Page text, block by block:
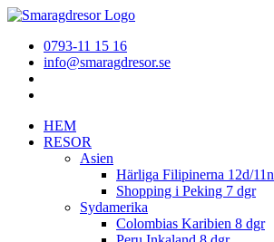
0793-11 15 16
info@smaragdresor.se
HEM
RESOR
Asien
Härliga Filipinerna 12d/11n
Shopping i Peking 7 dgr
Sydamerika
Colombias Karibien 8 dgr